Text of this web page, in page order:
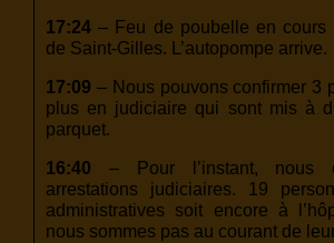
17:24 – Feu de poubelle en cours
de Saint-Gilles. L’autopompe arrive.
17:09 – Nous pouvons confirmer 3
plus en judiciaire qui sont mis à
parquet.
16:40 – Pour l’instant, nous
arrestations judiciaires. 19
administratives soit encore à
nous sommes pas au courant de